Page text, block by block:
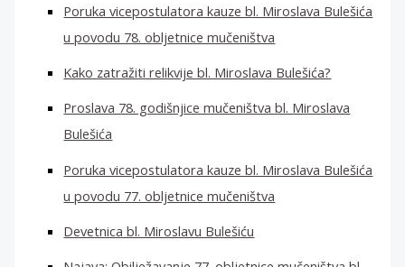
Poruka vicepostulatora kauze bl. Miroslava Bulešića
u povodu 78. obljetnice mučeništva
Kako zatražiti relikvije bl. Miroslava Bulešića?
Proslava 78. godišnjice mučeništva bl. Miroslava
Bulešića
Poruka vicepostulatora kauze bl. Miroslava Bulešića
u povodu 77. obljetnice mučeništva
Devetnica bl. Miroslavu Bulešiću